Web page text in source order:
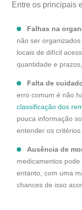
Entre os principais
Falhas na
não ser
locais de difícil
quantidade e
Falta de
erro comum é não
classificação dos
pouca informação
entender os
Ausência de
medicamentos
entanto, com uma
chances de isso